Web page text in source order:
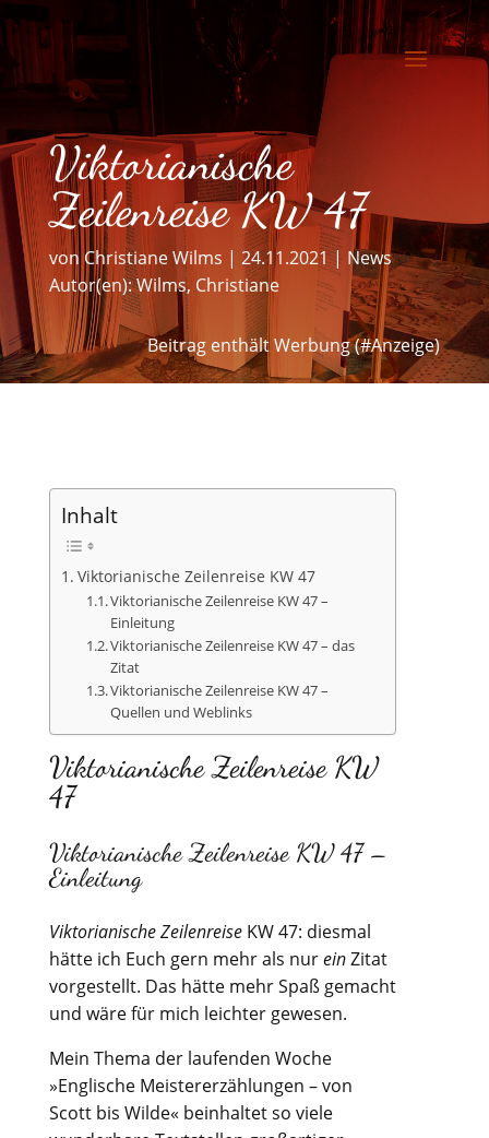
Viktorianische
Zeilenreise KW 47
von Christiane Wilms | 24.11.2021| News
Autor(en):Wilms, Christiane
Beitrag enthält Werbung (#Anzeige)
Inhalt
Viktorianische Zeilenreise KW 47
Viktorianische Zeilenreise KW 47 –
Einleitung
Viktorianische Zeilenreise KW 47 – das
Zitat
Viktorianische Zeilenreise KW 47 –
Quellen und Weblinks
Viktorianische Zeilenreise KW
47
Viktorianische Zeilenreise KW 47 –
Einleitung
Viktorianische ZeilenreiseKW 47: diesmal
hätte ich Euch gern mehr als nureinZitat
vorgestellt. Das hätte mehr Spaß gemacht
und wäre für mich leichter gewesen.
Mein Thema der laufenden Woche
»Englische Meistererzählungen – von
Scott bis Wilde« beinhaltet so viele